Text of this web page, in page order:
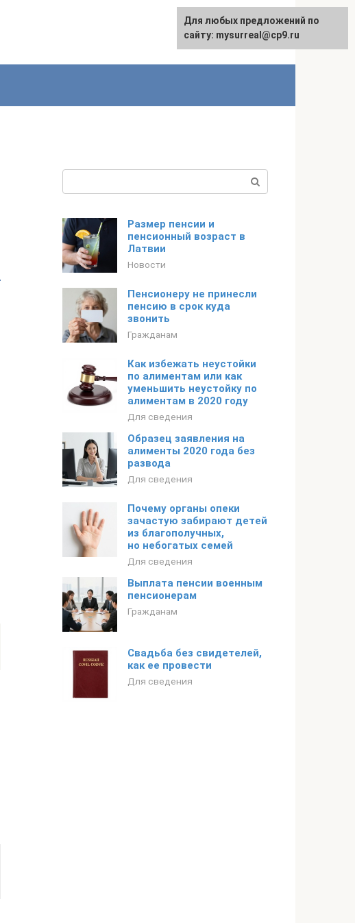
Размер пенсии и
пенсионный возраст в
Латвии
Новости
Пенсионеру не принесли
пенсию в срок куда
звонить
Гражданам
Как избежать неустойки
по алиментам или как
уменьшить неустойку по
алиментам в 2020 году
Для сведения
Образец заявления на
алименты 2020 года без
развода
Для сведения
Почему органы опеки
зачастую забирают детей
из благополучных,
но небогатых семей
Для сведения
Выплата пенсии военным
пенсионерам
Гражданам
Свадьба без свидетелей,
как ее провести
Для сведения
Для любых предложений по
сайту: mysurreal@cp9.ru